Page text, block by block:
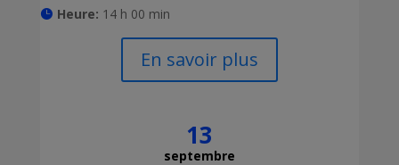
Heure: 14 h 00 min
En savoir plus
13
septembre